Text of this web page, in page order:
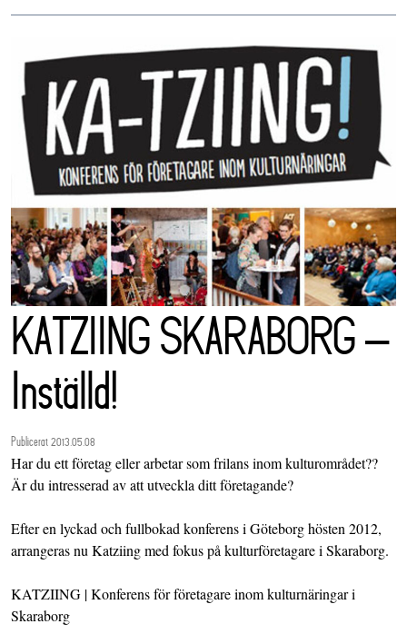
KATZIING SKARABORG –
Inställd!
Publicerat 2013.05.08
Har du ett företag eller arbetar som frilans inom kulturområdet??
Är du intresserad av att utveckla ditt företagande?
Efter en lyckad och fullbokad konferens i Göteborg hösten 2012,
arrangeras nu Katziing med fokus på kulturföretagare i Skaraborg.
KATZIING | Konferens för företagare inom kulturnäringar i
Skaraborg